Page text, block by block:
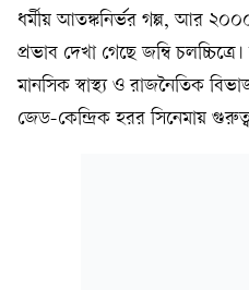
ধর্মীয় আতঙ্কনির্ভর গল্প, আর
প্রভাব দেখা গেছে জম্বি
মানসিক স্বাস্থ্য ও রাজনৈতিক
জেড-কেন্দ্রিক হরর সিনেমায়